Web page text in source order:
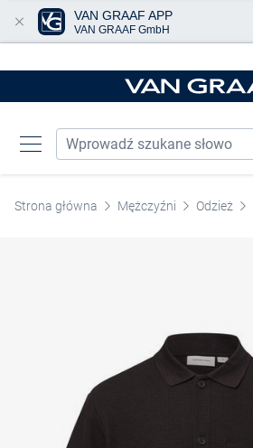
Strona główna Mężczyźni Odzież
VAN GRAAF APP
VAN GRAAF GmbH